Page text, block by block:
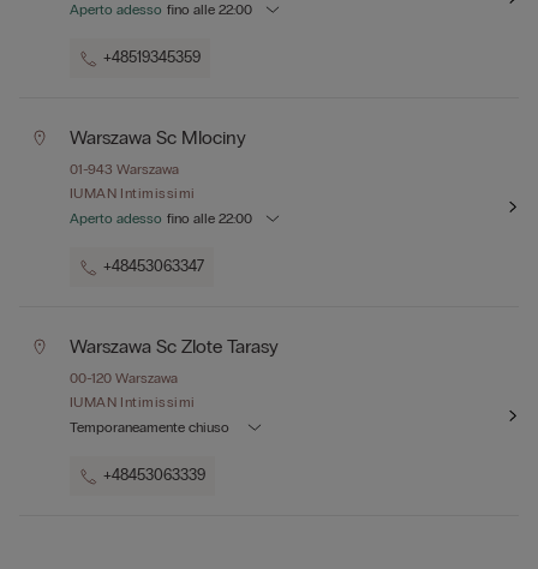
Aperto adesso fino alle 22:00
+48519345359
Warszawa Sc Mlociny
01-943 Warszawa
IUMAN Intimissimi
Aperto adesso fino alle 22:00
+48453063347
Warszawa Sc Zlote Tarasy
00-120 Warszawa
IUMAN Intimissimi
Temporaneamente chiuso
+48453063339